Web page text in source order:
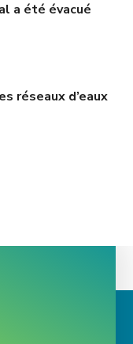
a été évacué
réseaux d’eaux